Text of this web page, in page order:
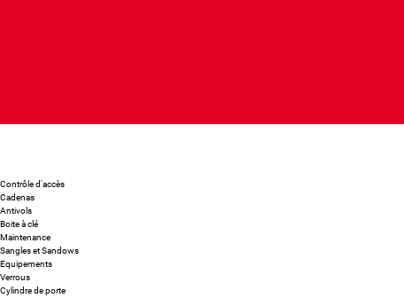
Contrôle d'accès
Cadenas
Antivols
Boite à clé
Maintenance
Sangles et Sandows
Equipements
Verrous
Cylindre de porte